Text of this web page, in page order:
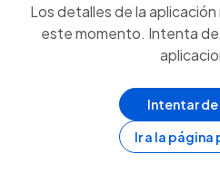
Los detalles de la
este momento. Intenta
Intentar de
Ir a la página